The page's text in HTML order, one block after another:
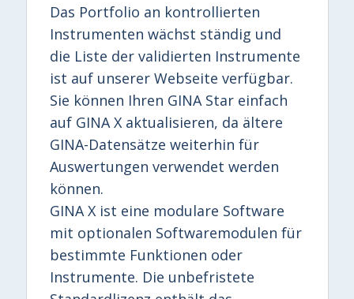
Das Portfolio an kontrollierten
Instrumenten wächst ständig und
die Liste der validierten Instrumente
ist auf unserer Webseite verfügbar.
Sie können Ihren GINA Star einfach
auf GINA X aktualisieren, da ältere
GINA-Datensätze weiterhin für
Auswertungen verwendet werden
können.
GINA X ist eine modulare Software
mit optionalen Softwaremodulen für
bestimmte Funktionen oder
Instrumente. Die unbefristete